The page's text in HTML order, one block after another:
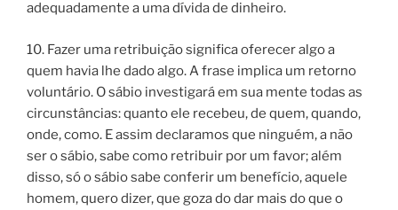
adequadamente a uma dívida de dinheiro.
10. Fazer uma retribuição significa oferecer algo a
quem havia lhe dado algo. A frase implica um retorno
voluntário. O sábio investigará em sua mente todas as
circunstâncias: quanto ele recebeu, de quem, quando,
onde, como. E assim declaramos que ninguém, a não
ser o sábio, sabe como retribuir por um favor; além
disso, só o sábio sabe conferir um benefício, aquele
homem, quero dizer, que goza do dar mais do que o